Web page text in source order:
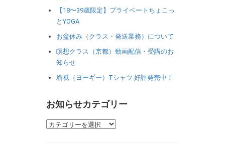
【18〜39歳限定】プライベートちょこっ
とYOGA
お盆休み（クラス・発送業務）について
瞑想クラス（京都）動画配信・受講のお
知らせ
瑜祇（ヨーギー）Tシャツ 好評発売中！
お知らせカテゴリー